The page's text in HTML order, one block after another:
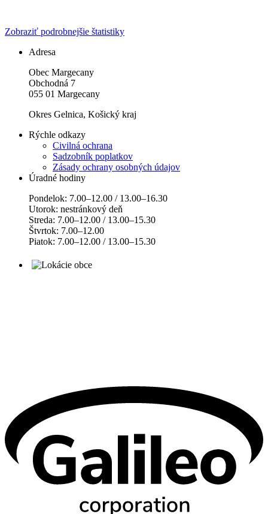
Zobraziť podrobnejšie štatistiky
Adresa
Obec Margecany
Obchodná 7
055 01 Margecany
Okres Gelnica, Košický kraj
Rýchle odkazy
Civilná ochrana
Sadzobník poplatkov
Zásady ochrany osobných údajov
Úradné hodiny
Pondelok: 7.00–12.00 / 13.00–16.30
Utorok: nestránkový deň
Streda: 7.00–12.00 / 13.00–15.30
Štvrtok: 7.00–12.00
Piatok: 7.00–12.00 / 13.00–15.30